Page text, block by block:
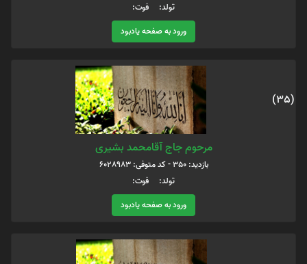
تولد: فوت:
ورود به صفحه یادبود
(35)
مرحوم جاج آقامحمد بشیری
بازدید: 350 - کد متوفی: 6028983
تولد: فوت:
ورود به صفحه یادبود